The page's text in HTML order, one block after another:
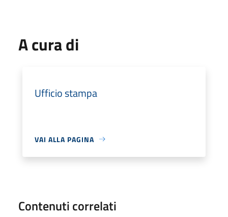
A cura di
Ufficio stampa
VAI ALLA PAGINA
Contenuti correlati